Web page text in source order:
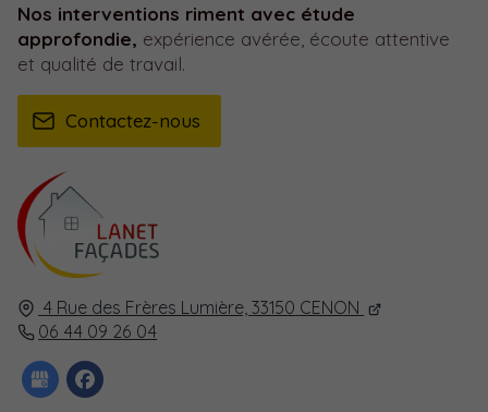
4 Rue des Frères Lumière,33150 CENON
06 44 09 26 04
Nos interventions riment avec étude
approfondie, expérience avérée, écoute attentive
et qualité de travail.
Contactez-nous